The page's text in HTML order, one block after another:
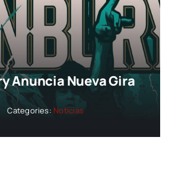
Anuncia Nueva Gira
Categories: Noticias